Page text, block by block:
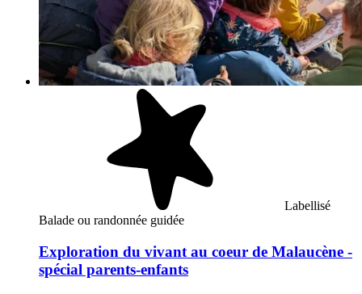
Labellisé
Balade ou randonnée guidée
Exploration du vivant au coeur de Malaucène -
spécial parents-enfants